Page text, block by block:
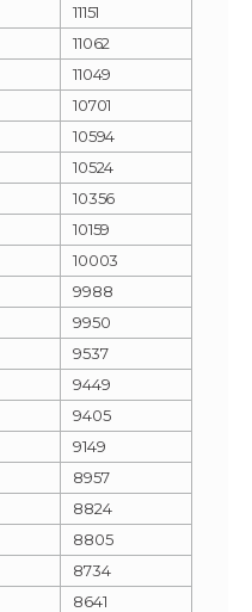
11151
11062
11049
10701
10594
10524
10356
10159
10003
9988
9950
9537
9449
9405
9149
8957
8824
8805
8734
8641